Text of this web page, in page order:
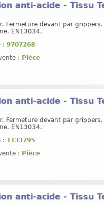
anti-acide - Tissu
Fermeture devant par grippers.
EN13034.
: 9707268
: Pièce
anti-acide - Tissu
Fermeture devant par grippers.
EN13034.
: 1133795
: Pièce
anti-acide - Tissu